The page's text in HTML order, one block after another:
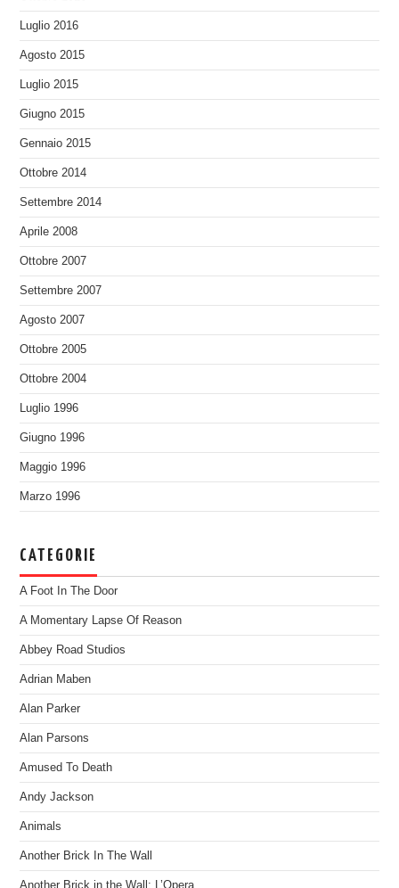
Luglio 2016
Agosto 2015
Luglio 2015
Giugno 2015
Gennaio 2015
Ottobre 2014
Settembre 2014
Aprile 2008
Ottobre 2007
Settembre 2007
Agosto 2007
Ottobre 2005
Ottobre 2004
Luglio 1996
Giugno 1996
Maggio 1996
Marzo 1996
CATEGORIE
A Foot In The Door
A Momentary Lapse Of Reason
Abbey Road Studios
Adrian Maben
Alan Parker
Alan Parsons
Amused To Death
Andy Jackson
Animals
Another Brick In The Wall
Another Brick in the Wall: L’Opera